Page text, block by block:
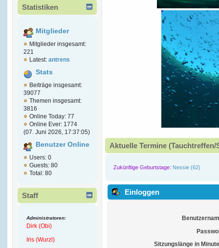
Statistiken
Mitglieder
Mitglieder insgesamt:
221
Latest: antrens
Stats
Beiträge insgesamt:
39077
Themen insgesamt:
3816
Online Today: 77
Online Ever: 1774
(07. Juni 2026, 17:37:05)
Benutzer Online
Users: 0
Guests: 80
Total: 80
Staff
Administratoren:
Dirk (Obi)
Iris (Wurzl)
Aktuelle Termine
Zukünftige Geburtstage: Nessie (62)
Einloggen
Sitzungslänge in